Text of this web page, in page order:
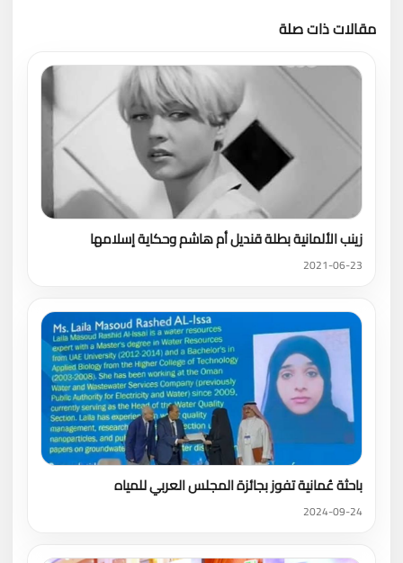
مقالات ذات صلة
زينب الألمانية بطلة قنديل أم هاشم وحكاية إسلامها
2021-06-23
باحثة عُمانية تفوز بجائزة المجلس العربي للمياه
2024-09-24